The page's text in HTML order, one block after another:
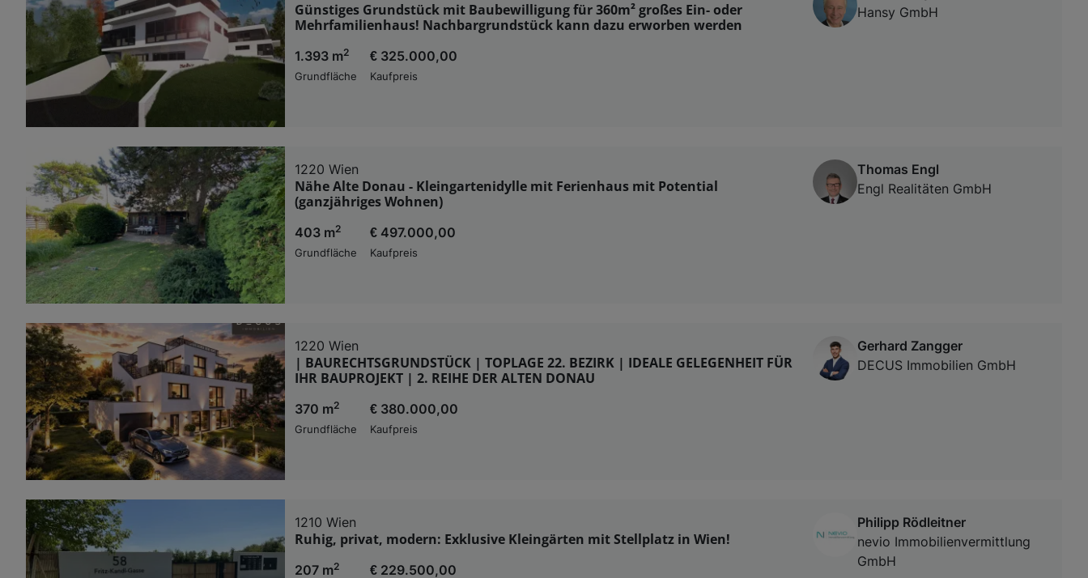
Günstiges Grundstück mit Baubewilligung für 360m² großes Ein- oder
Mehrfamilienhaus! Nachbargrundstück kann dazu erworben werden
1.393 m2
Grundfläche
€ 325.000,00
Kaufpreis
Hansy GmbH
1220 Wien
Nähe Alte Donau - Kleingartenidylle mit Ferienhaus mit Potential
(ganzjähriges Wohnen)
403 m2
Grundfläche
€ 497.000,00
Kaufpreis
Thomas Engl
Engl Realitäten GmbH
1220 Wien
| BAURECHTSGRUNDSTÜCK | TOPLAGE 22. BEZIRK | IDEALE GELEGENHEIT FÜR
IHR BAUPROJEKT | 2. REIHE DER ALTEN DONAU
370 m2
Grundfläche
€ 380.000,00
Kaufpreis
Gerhard Zangger
DECUS Immobilien GmbH
1210 Wien
Ruhig, privat, modern: Exklusive Kleingärten mit Stellplatz in Wien!
207 m2 € 229.500,00
Philipp Rödleitner
nevio Immobilienvermittlung
GmbH